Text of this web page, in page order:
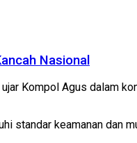
Nasional
ujar Kompol Agus dalam
standar keamanan dan